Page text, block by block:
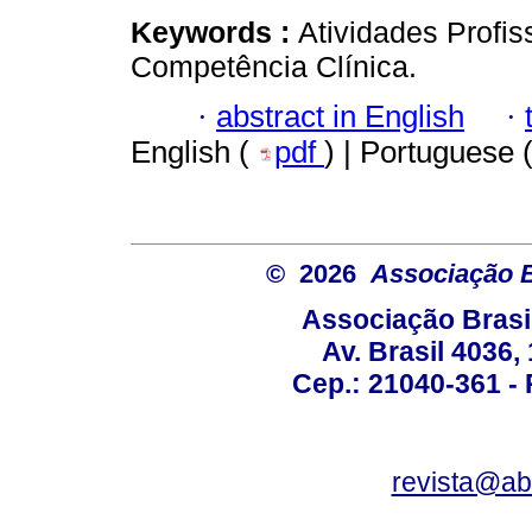
Keywords : Atividades
Competência Clínica.
· abstract in English ·
English (
pdf ) | Portuguese
© 2026Associação
Associação
Av. Brasil 4036,
Cep.: 21040-361